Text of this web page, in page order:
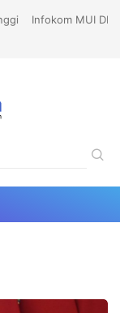
Bisa Diselamatkan,
Panjang